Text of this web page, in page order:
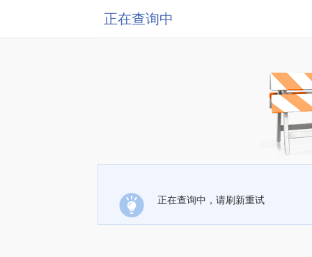
正在查询中
正在查询中，请刷新重试